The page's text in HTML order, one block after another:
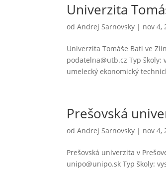
Univerzita
odAndrej Sarnovsky | nov 4,
Univerzita Tomáše Bati ve
podatelna@utb.cz Typ
umelecký ekonomický
Prešovská
odAndrej Sarnovsky | nov 4,
Prešovská univerzita v
unipo@unipo.sk Typ školy: